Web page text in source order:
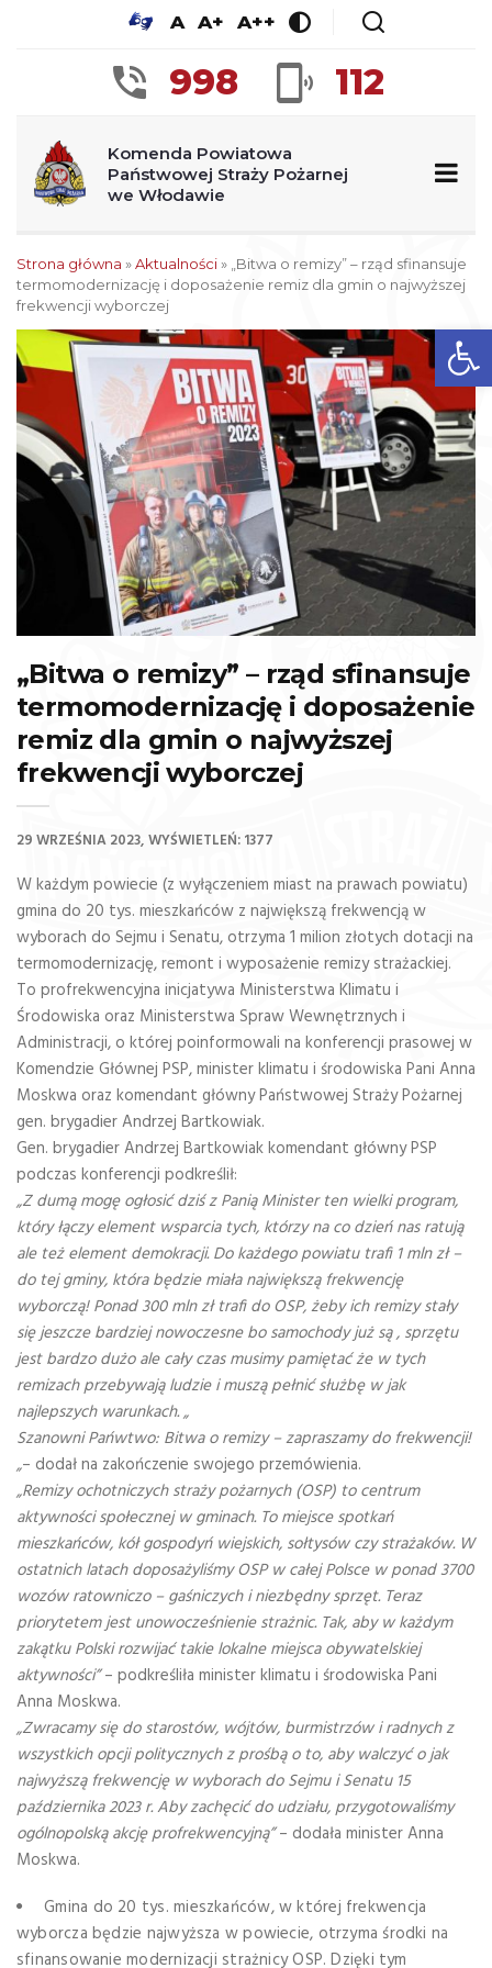
A A+ A++
998 112
Komenda Powiatowa
Państwowej Straży Pożarnej
we Włodawie
Strona główna »Aktualności» „Bitwa o remizy” – rząd sfinansuje
termomodernizację i doposażenie remiz dla gmin o najwyższej
frekwencji wyborczej
„Bitwa o remizy” – rząd sfinansuje
termomodernizację i doposażenie
remiz dla gmin o najwyższej
frekwencji wyborczej
29 WRZEŚNIA 2023 WYŚWIETLEŃ: 1377
W każdym powiecie (z wyłączeniem miast na prawach powiatu)
gmina do 20 tys. mieszkańców z największą frekwencją w
wyborach do Sejmu i Senatu, otrzyma 1 milion złotych dotacji na
termomodernizację, remont i wyposażenie remizy strażackiej.
To profrekwencyjna inicjatywa Ministerstwa Klimatu i
Środowiska oraz Ministerstwa Spraw Wewnętrznych i
Administracji, o której poinformowali na konferencji prasowej w
Komendzie Głównej PSP, minister klimatu i środowiska Pani Anna
Moskwa oraz komendant główny Państwowej Straży Pożarnej
gen. brygadier Andrzej Bartkowiak.
Gen. brygadier Andrzej Bartkowiak komendant główny PSP
podczas konferencji podkreślił:
„Z dumą mogę ogłosić dziś z Panią Minister ten wielki program,
który łączy element wsparcia tych, którzy na co dzień nas ratują
ale też element demokracji. Do każdego powiatu trafi 1 mln zł –
do tej gminy, która będzie miała największą frekwencję
wyborczą! Ponad 300 mln zł trafi do OSP, żeby ich remizy stały
się jeszcze bardziej nowoczesne bo samochody już są , sprzętu
jest bardzo dużo ale cały czas musimy pamiętać że w tych
remizach przebywają ludzie i muszą pełnić służbę w jak
najlepszych warunkach. „
Szanowni Pańwtwo: Bitwa o remizy – zapraszamy do frekwencji!
„– dodał na zakończenie swojego przemówienia.
„Remizy ochotniczych straży pożarnych (OSP) to centrum
aktywności społecznej w gminach. To miejsce spotkań
mieszkańców, kół gospodyń wiejskich, sołtysów czy strażaków. W
ostatnich latach doposażyliśmy OSP w całej Polsce w ponad 3700
wozów ratowniczo – gaśniczych i niezbędny sprzęt. Teraz
priorytetem jest unowocześnienie strażnic. Tak, aby w każdym
zakątku Polski rozwijać takie lokalne miejsca obywatelskiej
aktywności”– podkreśliła minister klimatu i środowiska Pani
Anna Moskwa.
„Zwracamy się do starostów, wójtów, burmistrzów i radnych z
wszystkich opcji politycznych z prośbą o to, aby walczyć o jak
najwyższą frekwencję w wyborach do Sejmu i Senatu 15
października 2023 r. Aby zachęcić do udziału, przygotowaliśmy
ogólnopolską akcję profrekwencyjną”– dodała minister Anna
Moskwa.
Gmina do 20 tys. mieszkańców, w której frekwencja
wyborcza będzie najwyższa w powiecie, otrzyma środki na
sfinansowanie modernizacji strażnicy OSP. Dzięki tym